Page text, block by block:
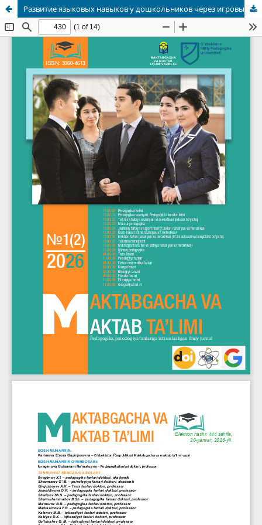
Развитие языковых навыков у дошкольников через игровые методы обучения английскому языку